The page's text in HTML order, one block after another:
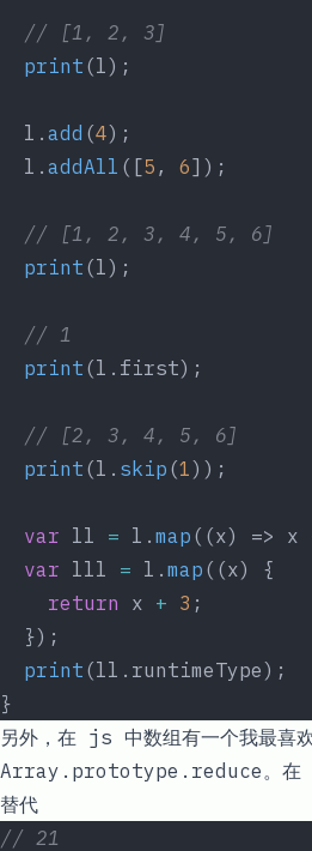
  // [1, 2, 3]
  print
(l);
  l.
add (4);
  l.
addAll ([5 , 6]);
  // [1, 2, 3, 4, 5, 6]
  print
(l);
  // 1
  print
(l.first);
  // [2, 3, 4, 5, 6]
  print
(l. skip (1));
  var
ll = l. map ((x) => x
  var
lll = l. map ((x) {
    return
x + 3 ;
  });
  print
(ll.runtimeType);
}
另外，在 js 中数组有一个我最喜
Array.prototype.reduce 。在
替代
// 21